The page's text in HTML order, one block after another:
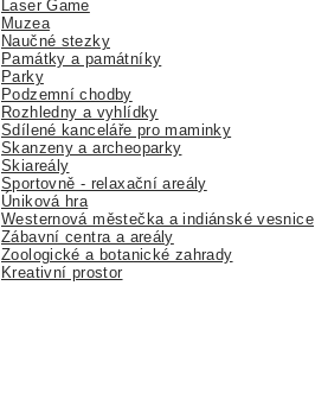
Laser Game
Muzea
Naučné stezky
Památky a památníky
Parky
Podzemní chodby
Rozhledny a vyhlídky
Sdílené kanceláře pro maminky
Skanzeny a archeoparky
Skiareály
Sportovně - relaxační areály
Úniková hra
Westernová městečka a indiánské vesnice
Zábavní centra a areály
Zoologické a botanické zahrady
Kreativní prostor